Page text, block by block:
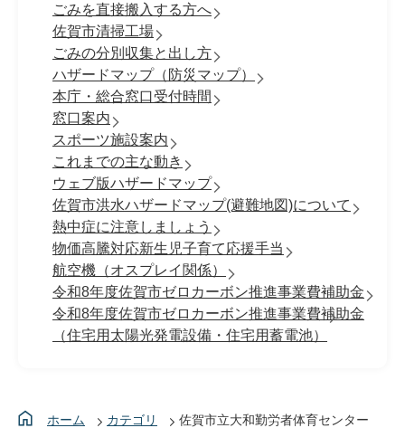
ごみを直接搬入する方へ
佐賀市清掃工場
ごみの分別収集と出し方
ハザードマップ（防災マップ）
本庁・総合窓口受付時間
窓口案内
スポーツ施設案内
これまでの主な動き
ウェブ版ハザードマップ
佐賀市洪水ハザードマップ(避難地図)について
熱中症に注意しましょう
物価高騰対応新生児子育て応援手当
航空機（オスプレイ関係）
令和8年度佐賀市ゼロカーボン推進事業費補助金
令和8年度佐賀市ゼロカーボン推進事業費補助金
（住宅用太陽光発電設備・住宅用蓄電池）
ホーム カテゴリ 佐賀市立大和勤労者体育センター